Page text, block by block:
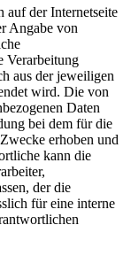
auf der Internetseite
Angabe von
Verarbeitung
aus der jeweiligen
wird. Die von
Daten
bei dem für die
erhoben und
kann die
der die
für eine interne